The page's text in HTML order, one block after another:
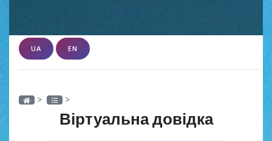
UA EN
> >
Віртуальна довідка